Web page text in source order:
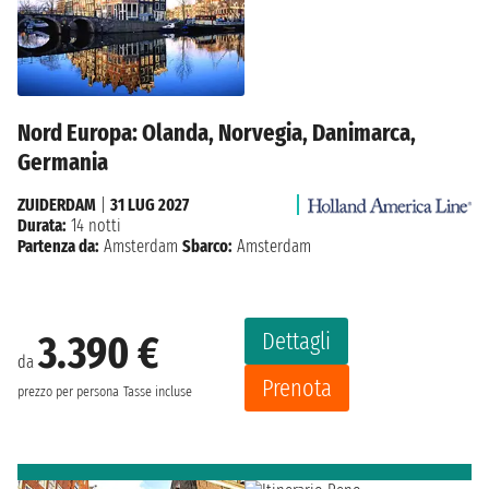
Nord Europa: Olanda, Norvegia, Danimarca,
Germania
da3.390 €
prezzo per persona Tasse incluse
Dettagli
Prenota
ZUIDERDAM
31 LUG 2027
Durata: 14 notti
Partenza da: Amsterdam Sbarco: Amsterdam